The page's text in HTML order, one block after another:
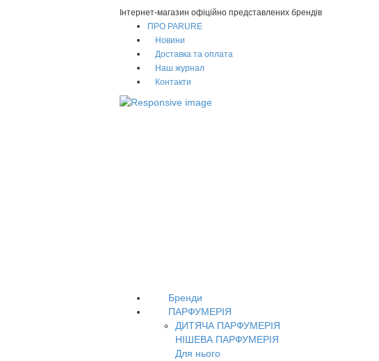
Інтернет-магазин офіційно представлених брендів
ПРО PARURE
Новини
Доставка та оплата
Наш журнал
Контакти
Бренди
ПАРФУМЕРІЯ
ДИТЯЧА ПАРФУМЕРІЯ
НІШЕВА ПАРФУМЕРІЯ
Для нього